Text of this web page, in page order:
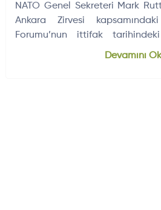
NATO Genel Sekreteri Mark
Ankara Zirvesi
Forumu’nun ittifak
etkinliği olacağını açıkladı.
Devamını